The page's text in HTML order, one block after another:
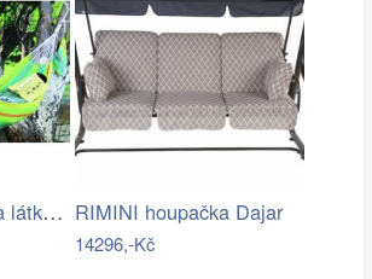
Dimenza Dimenza látková zahradní… RIMINI houpačka Dajar
14296,-Kč